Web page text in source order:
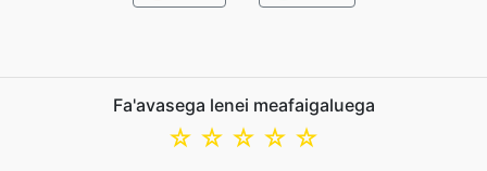
Fa'avasega lenei meafaigaluega
☆
☆
☆
☆
☆